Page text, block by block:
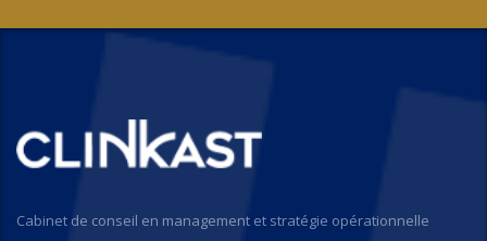
Cabinet de conseil en management et stratégie opérationnelle